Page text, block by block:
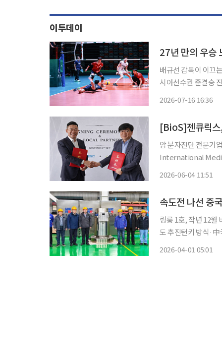
이투데이
27년 만의 우
배규선 감독이 이끄
시아선수권 준결승 진출에 실패했다. 한국은 16일
2026-07-16 16:36
[BioS]젠큐릭
암 분자진단 전문기
International
2026-06-04 11:51
링룽 1호, 작년 12월
도 추진턴키 방식·
2026-04-01 05:01